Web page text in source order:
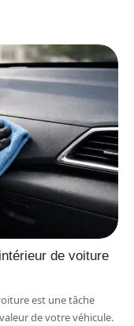
de voiture
est une tâche
de votre véhicule.